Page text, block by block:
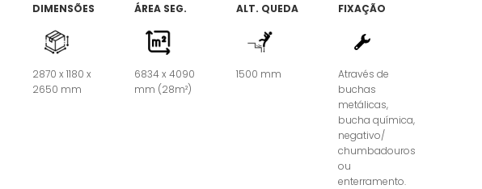
DIMENSÕES
2870 x 1180 x
2650 mm
ÁREA SEG.
6834 x 4090
mm (28m²)
ALT. QUEDA
1500 mm
FIXAÇÃO
Através de
buchas
metálicas,
bucha química,
negativo/
chumbadouros
ou
enterramento.